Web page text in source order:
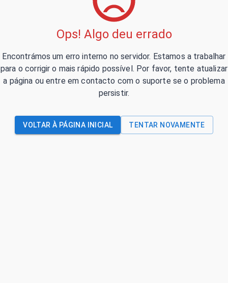
Ops! Algo deu errado
Encontrámos um erro interno no servidor. Estamos a trabalhar
para o corrigir o mais rápido possível. Por favor, tente atualizar
a página ou entre em contacto com o suporte se o problema
persistir.
VOLTAR À PÁGINA INICIAL TENTAR NOVAMENTE